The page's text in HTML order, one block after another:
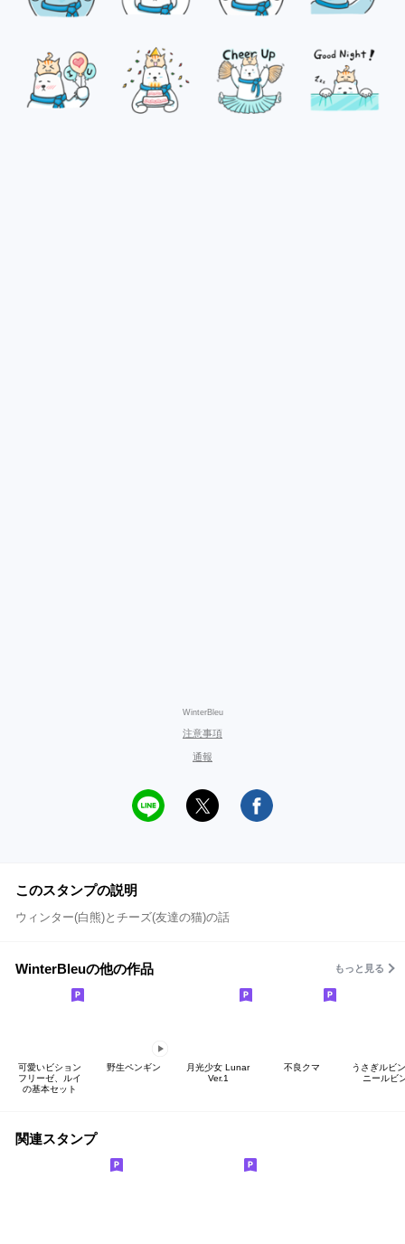
WinterBleu
注意事項
通報
このスタンプの説明
ウィンター(白熊)とチーズ(友達の猫)の話
WinterBleuの他の作品 もっと見る
可愛いビション
フリーゼ、ルイ
の基本セット
野生ペンギン
月光少女 Lunar
Ver.1
不良クマ
うさぎルビ
ニールビ
関連スタンプ